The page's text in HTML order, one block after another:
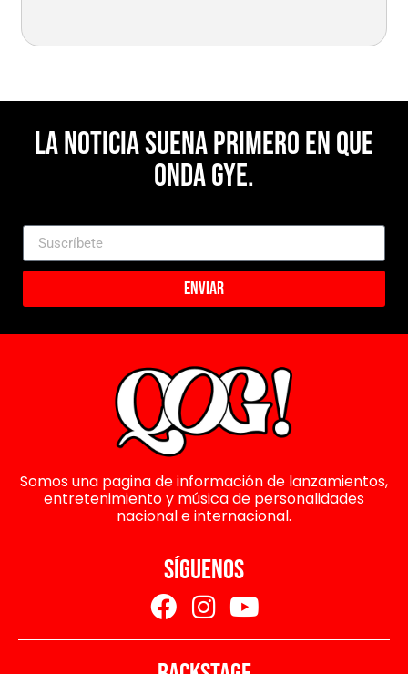
La noticia suena primero en Que
Onda Gye.
Enviar
Somos una pagina de información de lanzamientos,
entretenimiento y música de personalidades
nacional e internacional.
SÍGUENOS